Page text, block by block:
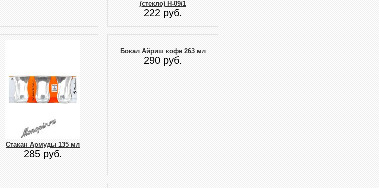
(стекло) H-09/1
222 руб.
Стакан Армуды 135 мл
285 руб.
Бокал Айриш кофе 263 мл
290 руб.